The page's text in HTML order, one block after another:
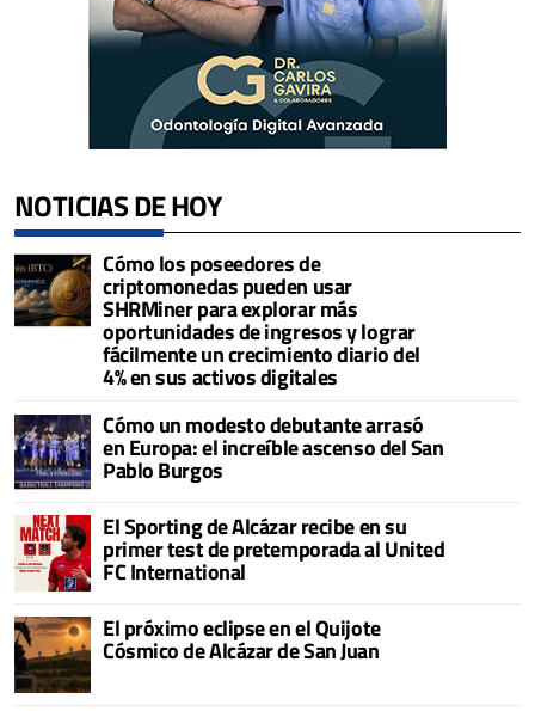
NOTICIAS DE HOY
Cómo los poseedores de
criptomonedas pueden usar
SHRMiner para explorar más
oportunidades de ingresos y lograr
fácilmente un crecimiento diario del
4% en sus activos digitales
Cómo un modesto debutante arrasó
en Europa: el increíble ascenso del San
Pablo Burgos
El Sporting de Alcázar recibe en su
primer test de pretemporada al United
FC International
El próximo eclipse en el Quijote
Cósmico de Alcázar de San Juan